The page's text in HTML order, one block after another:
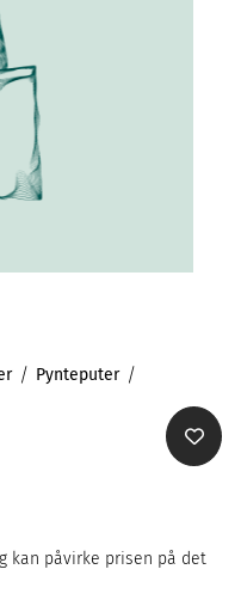
Pynteputer
kan påvirke prisen på det